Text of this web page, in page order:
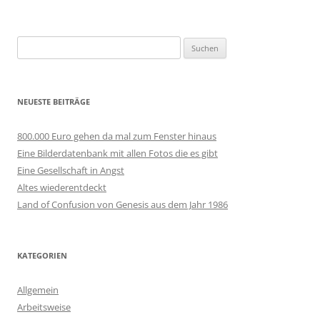
nach:
NEUESTE BEITRÄGE
800.000 Euro gehen da mal zum Fenster hinaus
Eine Bilderdatenbank mit allen Fotos die es gibt
Eine Gesellschaft in Angst
Altes wiederentdeckt
Land of Confusion von Genesis aus dem Jahr 1986
KATEGORIEN
Allgemein
Arbeitsweise